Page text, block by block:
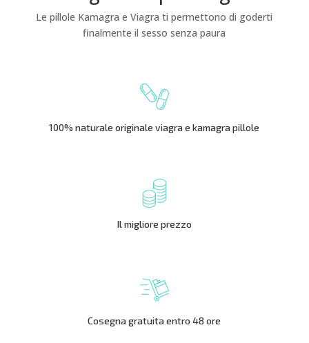
Le pillole Kamagra e Viagra ti permettono di goderti
finalmente il sesso senza paura
100% naturale originale viagra e kamagra pillole
Il migliore prezzo
Cosegna gratuita entro 48 ore